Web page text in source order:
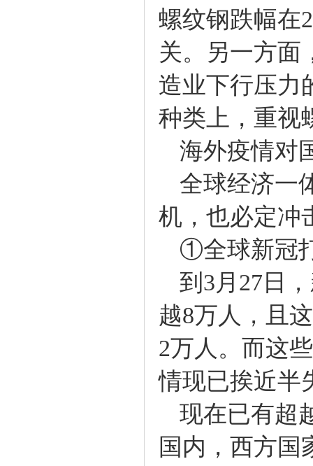
螺纹钢跌幅在
关。另一方面
造业下行压力
种类上，重视
海外疫情对
全球经济一
机，也必定冲
①全球新冠
到3月27日
越8万人，且
2万人。而这
情现已挨近半
现在已有超
国内，西方国